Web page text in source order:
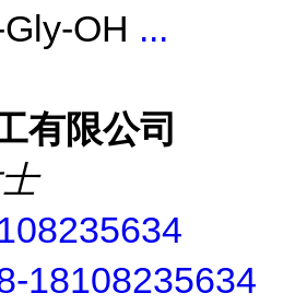
OH ...
有限公司
18108235634